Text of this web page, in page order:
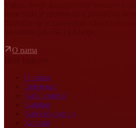
O nama
O nama
Reference
Naši projekti
Katalog
Najčešća pitanja
Kontakt